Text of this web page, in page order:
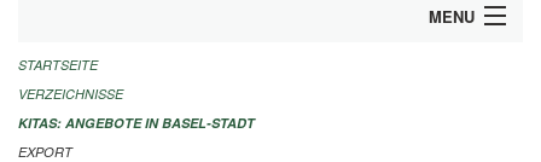
MENU
ALLGEMEINE INFORMATIONEN
IMPRESSUM
STARTSEITE
VERZEICHNISSE
KITAS: ANGEBOTE IN BASEL-STADT
EXPORT